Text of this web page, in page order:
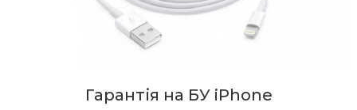
Гарантія на БУ iPhone